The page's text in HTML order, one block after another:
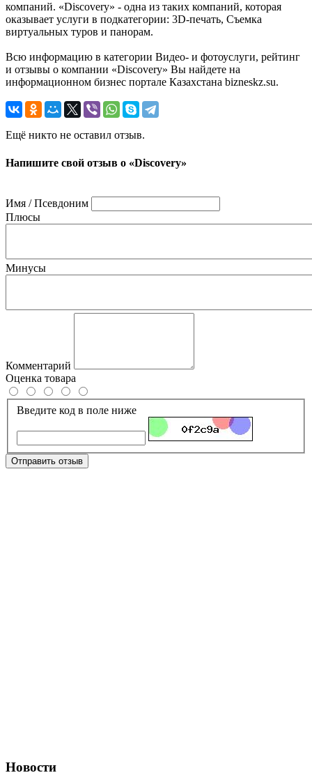
компаний. «Discovery» - одна из таких компаний, которая
оказывает услуги в подкатегории: 3D-печать, Съемка
виртуальных туров и панорам.
Всю информацию в категории Видео- и фотоуслуги, рейтинг
и отзывы о компании «Discovery» Вы найдете на
информационном бизнес портале Казахстана bizneskz.su.
Ещё никто не оставил отзыв.
Напишите свой отзыв о «Discovery»
Имя / Псевдоним
Плюсы
Минусы
Комментарий
Оценка товара
Введите код в поле ниже
Отправить отзыв
Новости